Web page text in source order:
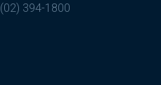
(02) 394-1800